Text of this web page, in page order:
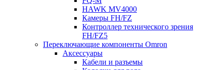
HAWK MV4000
Камеры FH/FZ
Контроллер технического зрения
FH/FZ5
Переключающие компоненты Omron
Аксессуары
Кабели и разъемы